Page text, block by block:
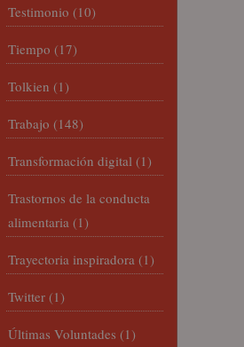
Testimonio (10)
Tiempo (17)
Tolkien (1)
Trabajo (148)
Transformación digital (1)
Trastornos de la conducta
alimentaria (1)
Trayectoria inspiradora (1)
Twitter (1)
Últimas Voluntades (1)